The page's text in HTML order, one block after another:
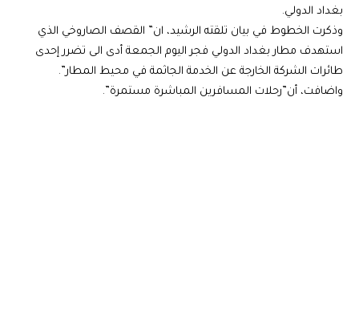
بغداد الدولي.
وذكرت الخطوط في بيان تلقته الرشيد، ان” القصف الصاروخي الذي
استهدف مطار بغداد الدولي فجر اليوم الجمعة أدى الى تضرر إحدى
طائرات الشركة الخارجة عن الخدمة الجاثمة في محيط المطار”.
واضافت، أن”رحلات المسافرين المباشرة مستمرة”.